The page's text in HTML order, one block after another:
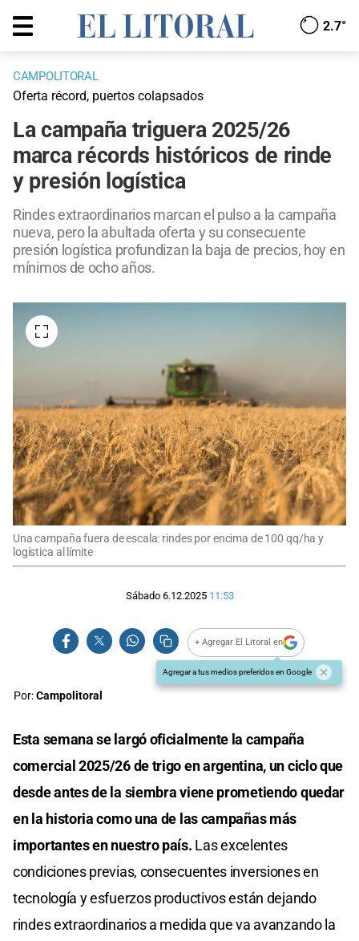
2.7°
CAMPOLITORAL
Oferta récord, puertos colapsados
La campaña triguera 2025/26
marca récords históricos de rinde
y presión logística
Rindes extraordinarios marcan el pulso a la campaña
nueva, pero la abultada oferta y su consecuente
presión logística profundizan la baja de precios, hoy en
mínimos de ocho años.
Una campaña fuera de escala: rindes por encima de 100 qq/ha y
logística al límite
Sábado 6.12.2025 11:53
+ Agregar El Litoral en
Agregar a tus medios preferidos en Google
Por:Campolitoral
Esta semana se largó oficialmente la campaña
comercial 2025/26 de trigo en argentina, un ciclo que
desde antes de la siembra viene prometiendo quedar
en la historia como una de las campañas más
importantes en nuestro país. Las excelentes
condiciones previas, consecuentes inversiones en
tecnología y esfuerzos productivos están dejando
rindes extraordinarios a medida que va avanzando la